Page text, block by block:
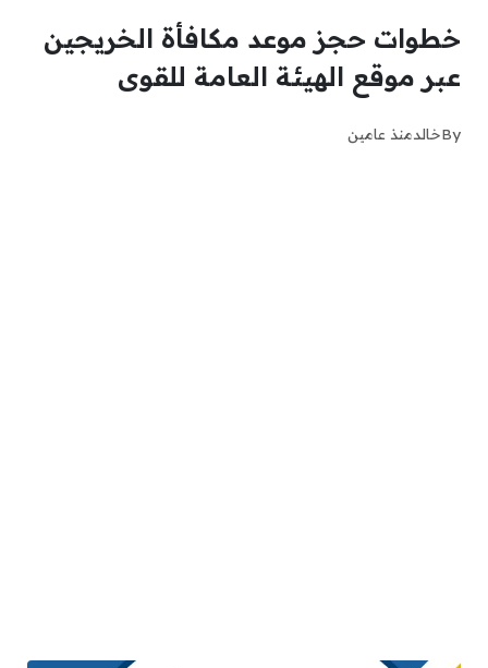
خطوات حجز موعد مكافأة الخريجين
عبر موقع الهيئة العامة للقوى
Byخالدمنذ عامين